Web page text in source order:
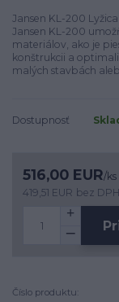
Jansen KL-200
Jansen KL-200
materiálov, ako je
konštrukcii a
malých stavbách
Dostupnosť
516,00 EUR/ks
419,51 EUR bez DPH
Číslo produktu: